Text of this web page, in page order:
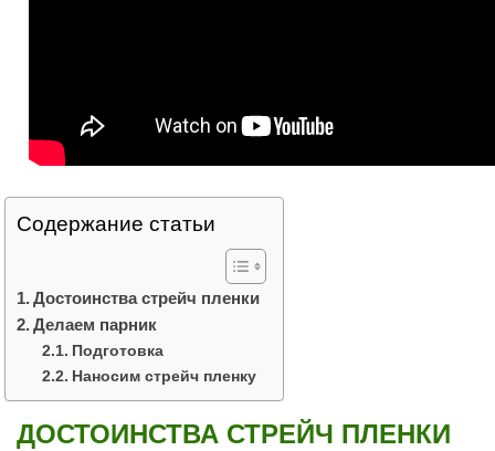
Содержание статьи
Достоинства стрейч пленки
Делаем парник
Подготовка
Наносим стрейч пленку
ДОСТОИНСТВА СТРЕЙЧ ПЛЕНКИ